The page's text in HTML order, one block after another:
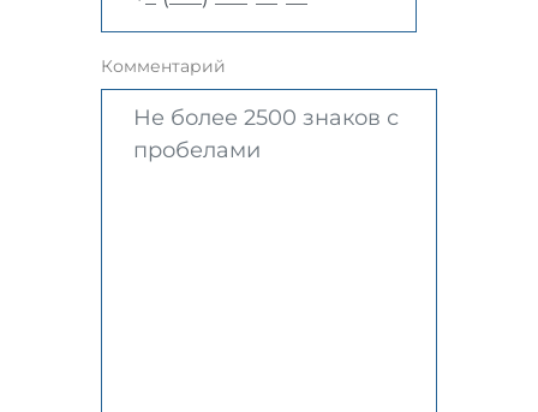
Комментарий